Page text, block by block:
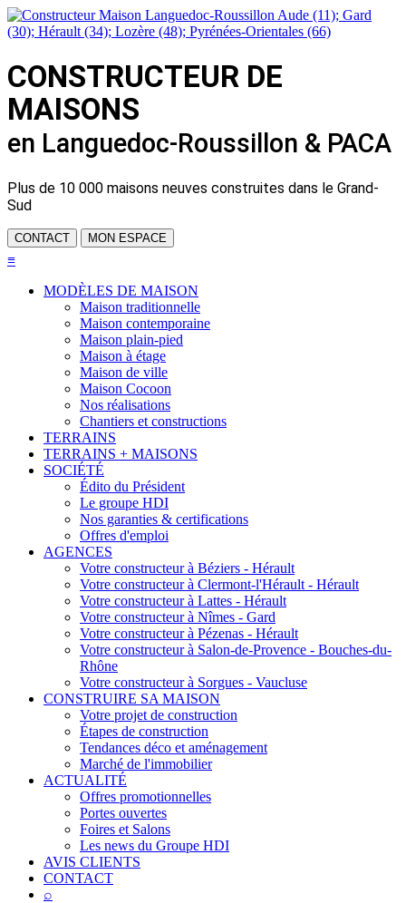
CONSTRUCTEUR DE
MAISONS
en Languedoc-Roussillon & PACA
Plus de 10 000 maisons neuves construites dans le Grand-
Sud
CONTACT MON ESPACE
≡
MODÈLES DE MAISON
Maison traditionnelle
Maison contemporaine
Maison plain-pied
Maison à étage
Maison de ville
Maison Cocoon
Nos réalisations
Chantiers et constructions
TERRAINS
TERRAINS + MAISONS
SOCIÉTÉ
Édito du Président
Le groupe HDI
Nos garanties & certifications
Offres d'emploi
AGENCES
Votre constructeur à Béziers - Hérault
Votre constructeur à Clermont-l'Hérault - Hérault
Votre constructeur à Lattes - Hérault
Votre constructeur à Nîmes - Gard
Votre constructeur à Pézenas - Hérault
Votre constructeur à Salon-de-Provence - Bouches-du-
Rhône
Votre constructeur à Sorgues - Vaucluse
CONSTRUIRE SA MAISON
Votre projet de construction
Étapes de construction
Tendances déco et aménagement
Marché de l'immobilier
ACTUALITÉ
Offres promotionnelles
Portes ouvertes
Foires et Salons
Les news du Groupe HDI
AVIS CLIENTS
CONTACT
⌕